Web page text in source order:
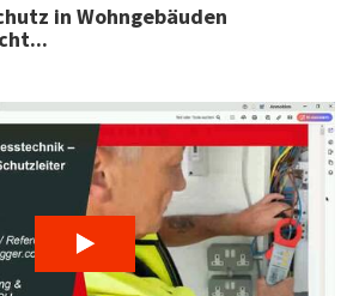
in Wohngebäuden